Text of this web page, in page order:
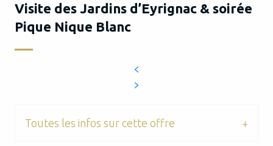
Visite des Jardins d’Eyrignac & soirée
Pique Nique Blanc
Toutes les infos sur cette offre